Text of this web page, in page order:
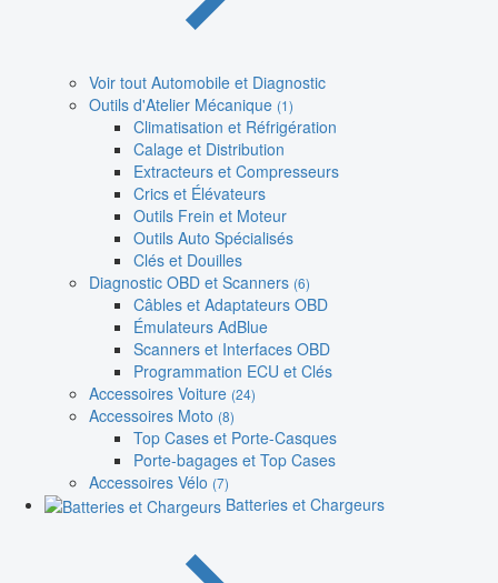
Voir tout Automobile et Diagnostic
Outils d'Atelier Mécanique (1)
Climatisation et Réfrigération
Calage et Distribution
Extracteurs et Compresseurs
Crics et Élévateurs
Outils Frein et Moteur
Outils Auto Spécialisés
Clés et Douilles
Diagnostic OBD et Scanners (6)
Câbles et Adaptateurs OBD
Émulateurs AdBlue
Scanners et Interfaces OBD
Programmation ECU et Clés
Accessoires Voiture (24)
Accessoires Moto (8)
Top Cases et Porte-Casques
Porte-bagages et Top Cases
Accessoires Vélo (7)
Batteries et Chargeurs